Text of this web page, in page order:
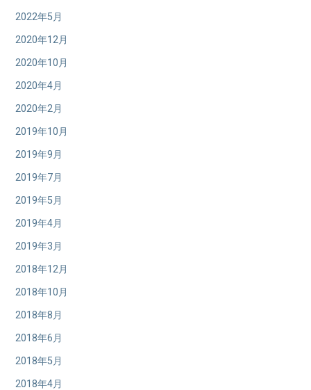
2022年5月
2020年12月
2020年10月
2020年4月
2020年2月
2019年10月
2019年9月
2019年7月
2019年5月
2019年4月
2019年3月
2018年12月
2018年10月
2018年8月
2018年6月
2018年5月
2018年4月